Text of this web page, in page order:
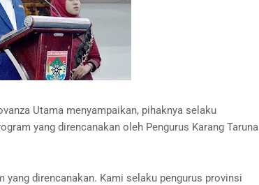
Utama menyampaikan, pihaknya selaku
yang direncanakan oleh Pengurus Karang Taruna
direncanakan. Kami selaku pengurus provinsi